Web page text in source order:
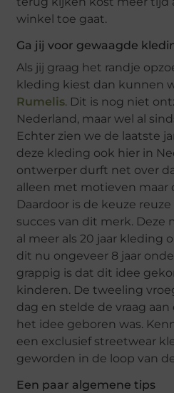
winkel toe gaat.
Ga jij voor gewaagde
Als jij graag het randje
kleding kiest dan kunnen
Rumelis. Dit is nog niet
Nederland, maar wel al
Echter zien we de laatste
deze kleding ook hier in
ontwerper durft net over
alleen met motieven maar
Daardoor is de keuze
succes van dit merk.
al meer als 20 jaar kleding
dit nu ongeveer 8 jaar
grappig is dat dit idee
kinderen. De tweeling
dag en stelde de vraag
het idee geboren was.
een exclusief streetwear
geworden in de loop van
Een paar algemene tips